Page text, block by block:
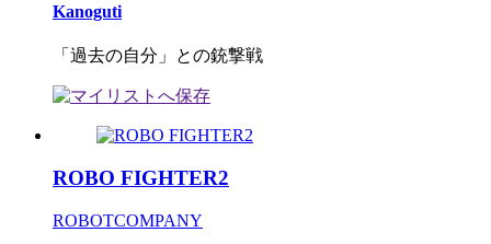
Kanoguti
「過去の自分」との銃撃戦
ROBO FIGHTER2
ROBOTCOMPANY